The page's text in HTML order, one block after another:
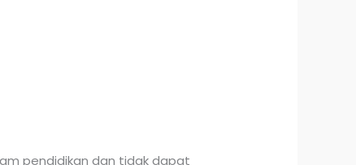
pendidikan dan tidak dapat